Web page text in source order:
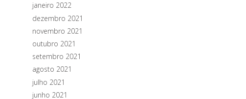
janeiro 2022
dezembro 2021
novembro 2021
outubro 2021
setembro 2021
agosto 2021
julho 2021
junho 2021